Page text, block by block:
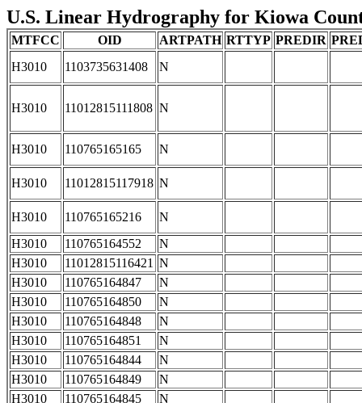
U.S. Linear Hydrography for Kiowa
MTFCC OID ARTPATH RTTYP PREDIR
H3010
1103735631408 N
H3010 11012815111808 N
H3010 110765165165 N
H3010 11012815117918 N
H3010 110765165216
N
H3010
110765164552
N
H3010
11012815116421 N
H3010
110765164847
N
H3010
110765164850
N
H3010
110765164848
N
H3010
110765164851
N
H3010
110765164844
N
H3010
110765164849
N
H3010
110765164845
N